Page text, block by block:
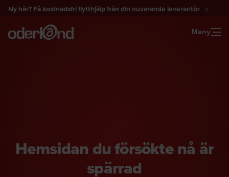
Gå
innehåll
Ny här? Få kostnadsfri flytthjälp från din nuvarande leverantör
Meny
Hemsidan du försökte nå är
spärrad